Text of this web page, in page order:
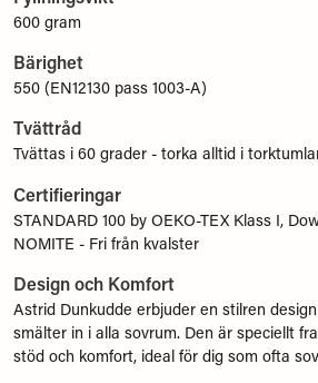
600 gram
Bärighet
550 (EN12130 pass 1003-A)
Tvättråd
Tvättas i 60 grader - torka alltid i
Certifieringar
STANDARD 100 by OEKO-TEX Klass I,
NOMITE - Fri från kvalster
Design och Komfort
Astrid Dunkudde erbjuder en stilren
smälter in i alla sovrum. Den är speciellt
stöd och komfort, ideal för dig som ofta